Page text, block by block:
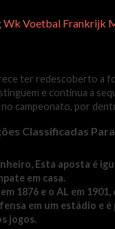
Wk Voetbal Frankrijk
ter redescoberto a
e continua a
campeonato, por
Classificadas
Esta aposta é
em casa.
1876 e o AL em 1901,
em um estádio e é
jogos.